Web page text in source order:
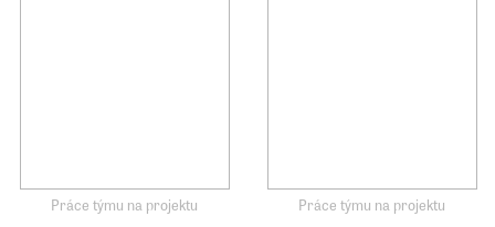
Práce týmu na projektu Práce týmu na projektu